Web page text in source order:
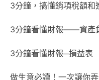
3分鐘，搞懂銷項稅額和
3分鐘看懂財報——資產
3分鐘看懂財報─損益表
做生意必讀！一次讓你